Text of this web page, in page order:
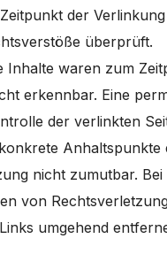
der
überprüft.
Inhalte waren zum
erkennbar. Eine
der verlinkten
Anhaltspunkte
nicht zumutbar. Bei
von
umgehend